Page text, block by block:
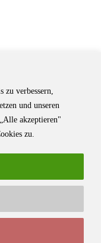
verbessern,
und unseren
akzeptieren"
zu.
für Autorinnen und
Veranstaltungsort für